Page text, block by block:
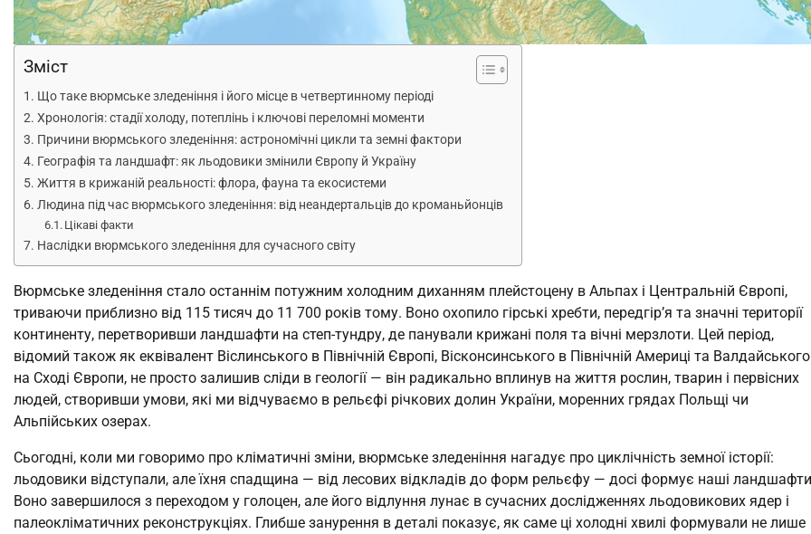
Зміст
Що таке вюрмське зледеніння і його місце в четвертинному періоді
Хронологія: стадії холоду, потеплінь і ключові переломні моменти
Причини вюрмського зледеніння: астрономічні цикли та земні фактори
Географія та ландшафт: як льодовики змінили Європу й Україну
Життя в крижаній реальності: флора, фауна та екосистеми
Людина під час вюрмського зледеніння: від неандертальців до кроманьйонців
Цікаві факти
Наслідки вюрмського зледеніння для сучасного світу
Вюрмське зледеніння стало останнім потужним холодним диханням плейстоцену в Альпах і Центральній Європі,
триваючи приблизно від 115 тисяч до 11 700 років тому. Воно охопило гірські хребти, передгір’я та значні території
континенту, перетворивши ландшафти на степ-тундру, де панували крижані поля та вічні мерзлоти. Цей період,
відомий також як еквівалент Віслинського в Північній Європі, Вісконсинського в Північній Америці та Валдайського
на Сході Європи, не просто залишив сліди в геології — він радикально вплинув на життя рослин, тварин і первісних
людей, створивши умови, які ми відчуваємо в рельєфі річкових долин України, моренних грядах Польщі чи
Альпійських озерах.
Сьогодні, коли ми говоримо про кліматичні зміни, вюрмське зледеніння нагадує про циклічність земної історії:
льодовики відступали, але їхня спадщина — від лесових відкладів до форм рельєфу — досі формує наші
Воно завершилося з переходом у голоцен, але його відлуння лунає в сучасних дослідженнях льодовикових ядер і
палеокліматичних реконструкціях. Глибше занурення в деталі показує, як саме ці холодні хвилі формували не лише